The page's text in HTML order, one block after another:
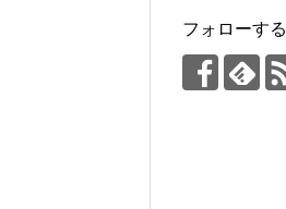
フォローする